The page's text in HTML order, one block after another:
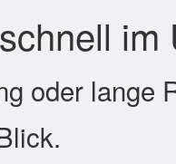
im
oder lange